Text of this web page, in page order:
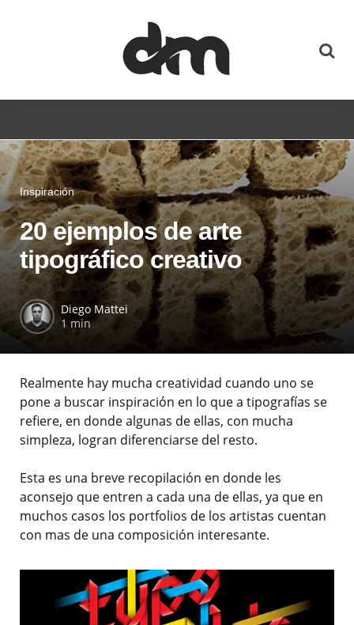
Inspiración
20 ejemplos de arte
tipográfico creativo
Diego Mattei
1 min
Realmente hay mucha creatividad cuando uno se
pone a buscar inspiración en lo que a tipografías se
refiere, en donde algunas de ellas, con mucha
simpleza, logran diferenciarse del resto.
Esta es una breve recopilación en donde les
aconsejo que entren a cada una de ellas, ya que en
muchos casos los portfolios de los artistas cuentan
con mas de una composición interesante.